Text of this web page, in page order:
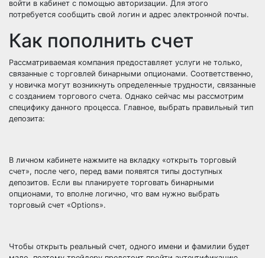
войти в кабинет с помощью авторизации. Для этого
потребуется сообщить свой логин и адрес электронной почты.
Как пополнить счет
Рассматриваемая компания предоставляет услуги не только,
связанные с торговлей бинарными опционами. Соответственно,
у новичка могут возникнуть определенные трудности, связанные
с созданием торгового счета. Однако сейчас мы рассмотрим
специфику данного процесса. Главное, выбрать правильный тип
депозита:
В личном кабинете нажмите на вкладку «открыть торговый
счет», после чего, перед вами появятся типы доступных
депозитов. Если вы планируете торговать бинарными
опционами, то вполне логично, что вам нужно выбрать
торговый счет «Options».
Чтобы открыть реальный счет, одного имени и фамилии будет